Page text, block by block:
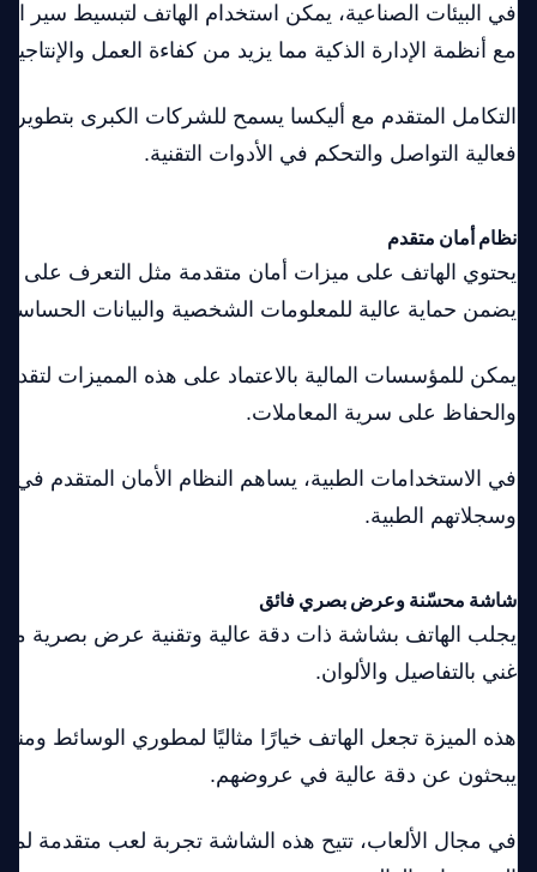
في البيئات الصناعية، يمكن استخدام الهاتف لتبسيط سير
مع أنظمة الإدارة الذكية مما يزيد من كفاءة العمل والإنتاجية.
التكامل المتقدم مع أليكسا يسمح للشركات الكبرى
فعالية التواصل والتحكم في الأدوات التقنية.
نظام أمان متقدم
يحتوي الهاتف على ميزات أمان متقدمة مثل التعرف على
يضمن حماية عالية للمعلومات الشخصية والبيانات الحساسة.
يمكن للمؤسسات المالية بالاعتماد على هذه المميزات
والحفاظ على سرية المعاملات.
في الاستخدامات الطبية، يساهم النظام الأمان المتقدم
وسجلاتهم الطبية.
شاشة محسّنة وعرض بصري فائق
يجلب الهاتف بشاشة ذات دقة عالية وتقنية عرض بصرية
غني بالتفاصيل والألوان.
هذه الميزة تجعل الهاتف خيارًا مثاليًا لمطوري الوسائط
يبحثون عن دقة عالية في عروضهم.
في مجال الألعاب، تتيح هذه الشاشة تجربة لعب متقدمة